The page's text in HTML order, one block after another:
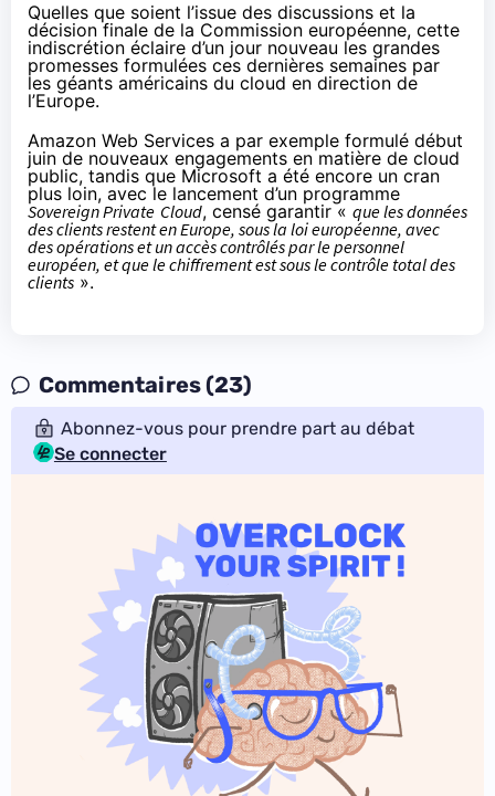
Quelles que soient l’issue des discussions et la
décision finale de la Commission européenne, cette
indiscrétion éclaire d’un jour nouveau les grandes
promesses formulées ces dernières semaines par
les géants américains du cloud en direction de
l’Europe.
Amazon Web Services a par exemple formulé début
juin de nouveaux engagements en matière de cloud
public, tandis que Microsoft a été encore un cran
plus loin, avec le lancement d’un programme
Sovereign Private Cloud, censé garantir « que les données
des clients restent en Europe, sous la loi européenne, avec
des opérations et un accès contrôlés par le personnel
européen, et que le chiffrement est sous le contrôle total des
clients ».
Commentaires (23)
Abonnez-vous pour prendre part au débat
Se connecter